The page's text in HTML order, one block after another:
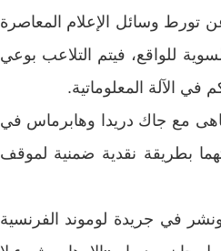
تورط وسائل الإعلام المعاصرة
للواقع، فيتم التلاعب بوعي
في الآلة المعلوماتية.
مع جاك دريدا وهابرماس في
بطريقة نقدية ضمنية لموقف
في جريدة لوموند الفرنسية